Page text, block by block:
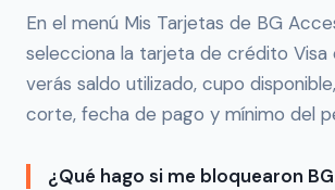
En el menú Mis Tarjetas de BG
selecciona la tarjeta de crédito
verás saldo utilizado, cupo
corte, fecha de pago y mínimo del
¿Qué hago si me bloquearon